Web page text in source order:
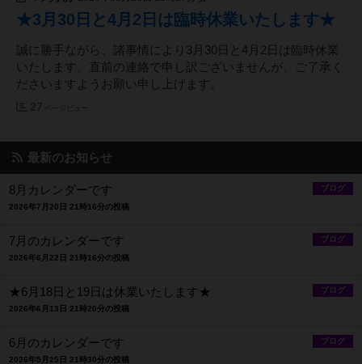
★3月30日と4月2日は臨時休業いたします★
誠に勝手ながら、諸事情により3月30日と4月2日は臨時休業
いたします。直前の連絡で申し訳ございませんが、ご了承く
ださいますようお願い申し上げます。
最新のお知らせ
ブログ
8月カレンダーです
2026年7月20日 21時16分の投稿
ブログ
7月のカレンダーです
2026年6月22日 21時16分の投稿
ブログ
★6月18日と19日は休業いたします★
2026年6月13日 21時20分の投稿
ブログ
6月のカレンダーです
2026年5月25日 21時30分の投稿